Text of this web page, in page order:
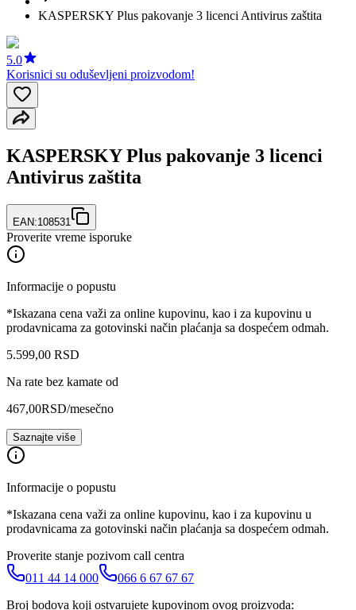
KASPERSKY Plus pakovanje 3 licenci Antivirus zaštita
5.0
Korisnici su oduševljeni proizvodom!
KASPERSKY Plus pakovanje 3 licenci
Antivirus zaštita
EAN:108531
Proverite vreme isporuke
Informacije o popustu
*Iskazana cena važi za online kupovinu, kao i za kupovinu u
prodavnicama za gotovinski način plaćanja sa dospećem odmah.
5.599,00 RSD
Na rate bez kamate od
467,00RSD/mesečno
Saznajte više
Informacije o popustu
*Iskazana cena važi za online kupovinu, kao i za kupovinu u
prodavnicama za gotovinski način plaćanja sa dospećem odmah.
Proverite stanje pozivom call centra
011 44 14 000
066 6 67 67 67
Broj bodova koji ostvarujete kupovinom ovog proizvoda: